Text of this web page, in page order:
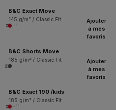
B&C Exact Move
145 g/m² / Classic Fit
+1
Ajouter
à mes
favoris
B&C Shorts Move
185 g/m² / Classic Fit
Ajouter
à mes
favoris
B&C Exact 190 /kids
185 g/m² / Classic Fit
+11